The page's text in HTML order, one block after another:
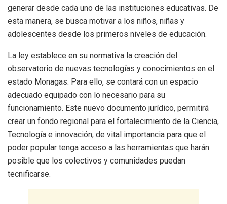
generar desde cada uno de las instituciones educativas. De
esta manera, se busca motivar a los niños, niñas y
adolescentes desde los primeros niveles de educación.
La ley establece en su normativa la creación del
observatorio de nuevas tecnologías y conocimientos en el
estado Monagas. Para ello, se contará con un espacio
adecuado equipado con lo necesario para su
funcionamiento. Este nuevo documento jurídico, permitirá
crear un fondo regional para el fortalecimiento de la Ciencia,
Tecnología e innovación, de vital importancia para que el
poder popular tenga acceso a las herramientas que harán
posible que los colectivos y comunidades puedan
tecnificarse.